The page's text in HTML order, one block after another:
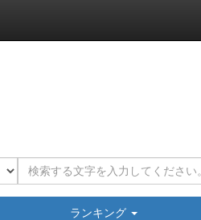
ランキング